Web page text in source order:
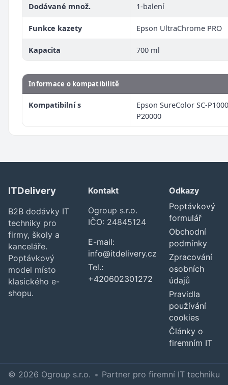
Dodávané množ. 1-balení
Funkce kazety Epson UltraChrome PRO
Kapacita 700 ml
Informace o kompatibilitě
Kompatibilní s
Epson SureColor SC-
P20000
ITDelivery
B2B dodávky IT
techniky pro
firmy, školy a
kanceláře.
Poptávkový
model místo
klasického e-
shopu.
Kontakt
Ogroup s.r.o.
IČO: 24845124
E-mail:
info@itdelivery.cz
Tel.:
+420602301272
Odkazy
Poptávkový
formulář
Obchodní
podmínky
Zpracování
osobních
údajů
Pravidla
používání
cookies
Články o
firemním IT
© 2026 Ogroup s.r.o. • Partner pro firemní IT techniku